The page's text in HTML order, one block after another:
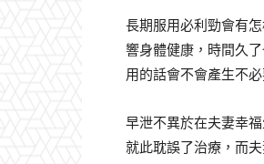
長期服用必利勁會有
響身體健康，時間久
用的話會不會產生不
早泄不異於在夫妻幸
就此耽誤了治療，而